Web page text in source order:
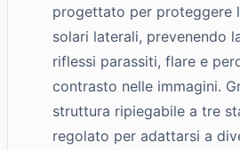
progettato per proteggere
solari laterali, prevenendo
riflessi parassiti, flare e
contrasto nelle immagini.
struttura ripiegabile a tre
regolato per adattarsi a